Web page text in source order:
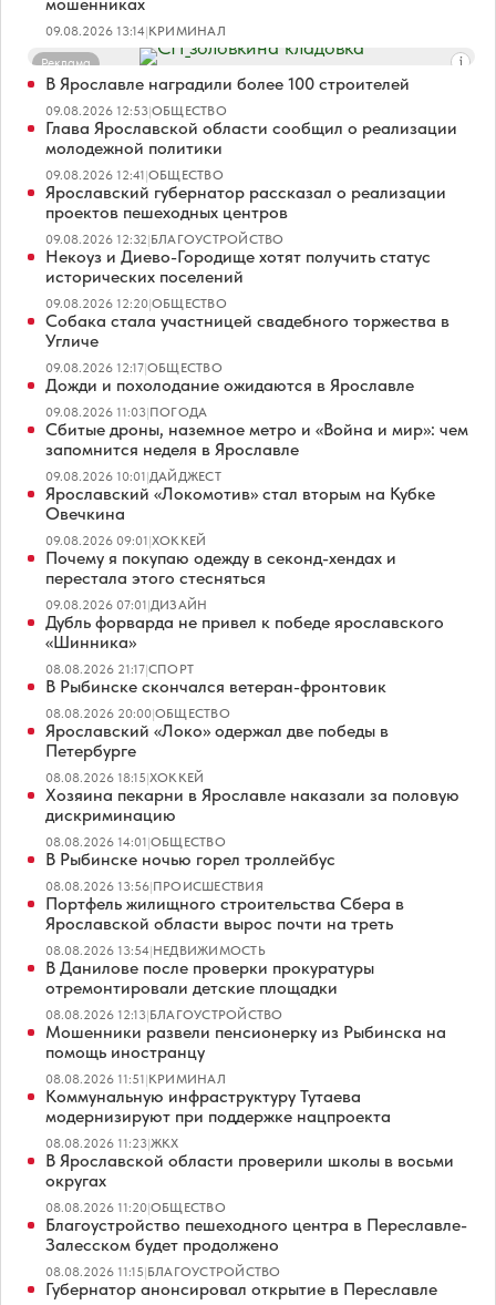
мошенниках
09.08.2026 13:14|КРИМИНАЛ
Реклама
В Ярославле наградили более 100 строителей
09.08.2026 12:53|ОБЩЕСТВО
Глава Ярославской области сообщил о реализации
молодежной политики
09.08.2026 12:41|ОБЩЕСТВО
Ярославский губернатор рассказал о реализации
проектов пешеходных центров
09.08.2026 12:32|БЛАГОУСТРОЙСТВО
Некоуз и Диево-Городище хотят получить статус
исторических поселений
09.08.2026 12:20|ОБЩЕСТВО
Собака стала участницей свадебного торжества в
Угличе
09.08.2026 12:17|ОБЩЕСТВО
Дожди и похолодание ожидаются в Ярославле
09.08.2026 11:03|ПОГОДА
Сбитые дроны, наземное метро и «Война и мир»: чем
запомнится неделя в Ярославле
09.08.2026 10:01|ДАЙДЖЕСТ
Ярославский «Локомотив» стал вторым на Кубке
Овечкина
09.08.2026 09:01|ХОККЕЙ
Почему я покупаю одежду в секонд-хендах и
перестала этого стесняться
09.08.2026 07:01|ДИЗАЙН
Дубль форварда не привел к победе ярославского
«Шинника»
08.08.2026 21:17|СПОРТ
В Рыбинске скончался ветеран-фронтовик
08.08.2026 20:00|ОБЩЕСТВО
Ярославский «Локо» одержал две победы в
Петербурге
08.08.2026 18:15|ХОККЕЙ
Хозяина пекарни в Ярославле наказали за половую
дискриминацию
08.08.2026 14:01|ОБЩЕСТВО
В Рыбинске ночью горел троллейбус
08.08.2026 13:56|ПРОИСШЕСТВИЯ
Портфель жилищного строительства Сбера в
Ярославской области вырос почти на треть
08.08.2026 13:54|НЕДВИЖИМОСТЬ
В Данилове после проверки прокуратуры
отремонтировали детские площадки
08.08.2026 12:13|БЛАГОУСТРОЙСТВО
Мошенники развели пенсионерку из Рыбинска на
помощь иностранцу
08.08.2026 11:51|КРИМИНАЛ
Коммунальную инфраструктуру Тутаева
модернизируют при поддержке нацпроекта
08.08.2026 11:23|ЖКХ
В Ярославской области проверили школы в восьми
округах
08.08.2026 11:20|ОБЩЕСТВО
Благоустройство пешеходного центра в Переславле-
Залесском будет продолжено
08.08.2026 11:15|БЛАГОУСТРОЙСТВО
Губернатор анонсировал открытие в Переславле